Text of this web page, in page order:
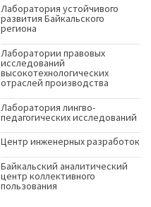
Лаборатория устойчивого
развития Байкальского
региона
Лаборатории правовых
исследований
высокотехнологических
отраслей производства
Лаборатория лингво-
педагогических исследований
Центр инженерных разработок
Байкальский аналитический
центр коллективного
пользования